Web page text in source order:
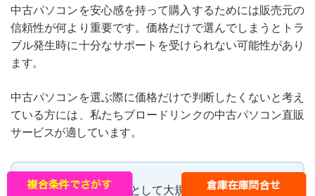
中古パソコンを安心感を持って購入するためには販売元の
信頼性が何より重要です。価格だけで選んでしまうとトラ
ブル発生時に十分なサポートを受けられない可能性があり
ます。
中古パソコンを選ぶ際に価格だけで判断したくないと考え
ている方には、私たちブロードリンクの中古パソコン直販
サービスが適しています。
中古パソコンの問屋として大規模な調達を行ってい